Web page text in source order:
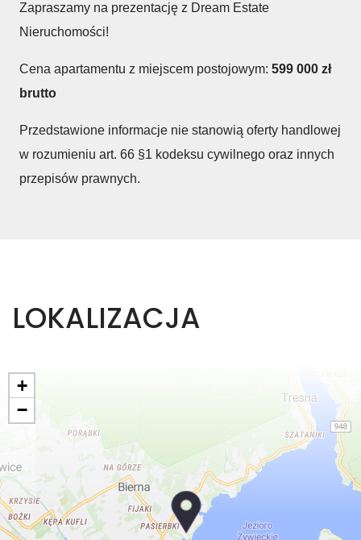
Zapraszamy na prezentację z Dream Estate
Nieruchomości!
Cena apartamentu z miejscem postojowym: 599 000 zł
brutto
Przedstawione informacje nie stanowią oferty handlowej
w rozumieniu art. 66 §1 kodeksu cywilnego oraz innych
przepisów prawnych.
LOKALIZACJA
+
−